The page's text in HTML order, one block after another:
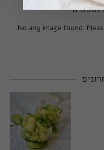
No any image found.